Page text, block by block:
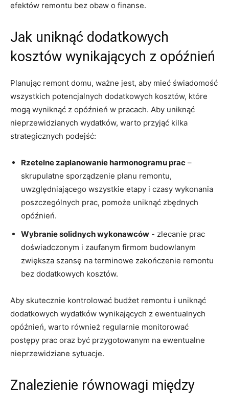
efektów remontu ⁢bez‌ obaw o⁤ finanse.
Jak ⁣uniknąć dodatkowych ​
kosztów ⁢wynikających z opóźnień
Planując remont domu, ważne jest, aby ⁣mieć ​świadomość⁢
wszystkich potencjalnych ‍dodatkowych‌ kosztów, które
mogą wyniknąć z opóźnień w pracach. Aby uniknąć
nieprzewidzianych ⁣wydatków,‍ warto przyjąć kilka
strategicznych podejść:
Rzetelne⁤ zaplanowanie harmonogramu prac –
skrupulatne sporządzenie planu⁤ remontu,
uwzględniającego wszystkie etapy i ‍czasy wykonania
poszczególnych⁢ prac, pomoże ‌uniknąć zbędnych​
opóźnień.
Wybranie solidnych wykonawców -⁤ zlecanie prac
doświadczonym i ​zaufanym⁣ firmom budowlanym
zwiększa szansę na terminowe‍ zakończenie remontu
bez‌ dodatkowych kosztów.
Aby ⁢skutecznie kontrolować budżet remontu i uniknąć
dodatkowych⁣ wydatków ‍wynikających⁢ z ⁢ewentualnych⁢
opóźnień, warto również ⁢regularnie monitorować
postępy​ prac oraz być przygotowanym na⁤ ewentualne
nieprzewidziane sytuacje.
Znalezienie równowagi między